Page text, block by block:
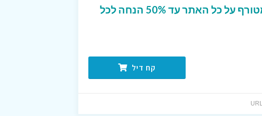
מבצע הנחה מטורף על כל האתר עד 50% הנחה לכל
קח דיל